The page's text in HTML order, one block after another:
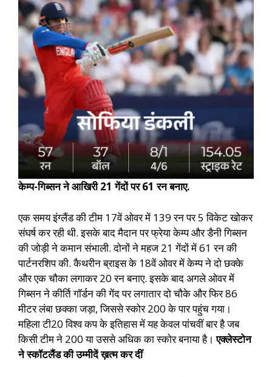
केम्प-गिब्सन ने आखिरी 21 गेंदों पर 61 रन बनाए.
एक समय इंग्लैंड की टीम 17वें ओवर में 139 रन पर 5 विकेट खोकर
संघर्ष कर रही थी. इसके बाद मैदान पर फ्रेया केम्प और डैनी गिब्सन
की जोड़ी ने कमान संभाली. दोनों ने महज 21 गेंदों में 61 रन की
पार्टनरशिप की. कैथरीन ब्राइस के 18वें ओवर में केम्प ने दो छक्के
और एक चौका लगाकर 20 रन बनाए. इसके बाद अगले ओवर में
गिब्सन ने कीर्ति गॉर्डन की गेंद पर लगातार दो चौके और फिर 86
मीटर लंबा छक्का जड़ा, जिससे स्कोर 200 के पार पहुंच गया।
महिला टी20 विश्व कप के इतिहास में यह केवल पांचवीं बार है जब
किसी टीम ने 200 या उससे अधिक का स्कोर बनाया है।एक्लेस्टोन
ने स्कॉटलैंड की उम्मीदें ख़त्म कर दीं